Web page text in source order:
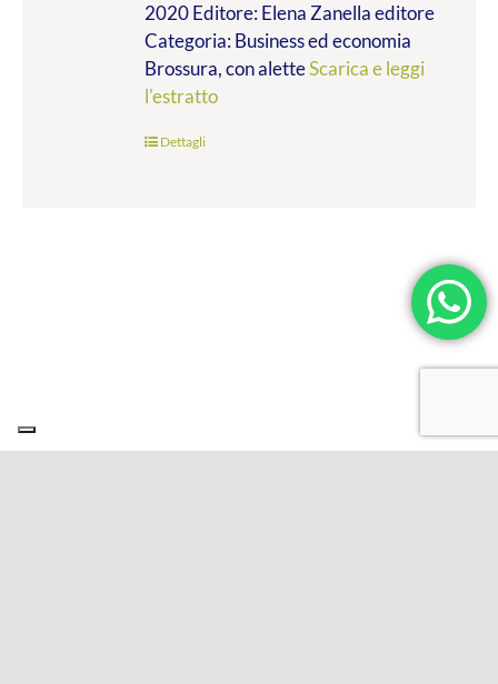
2020 Editore: Elena Zanella editore
Categoria: Business ed economia
Brossura, con aletteScarica e leggi
l'estratto
Dettagli